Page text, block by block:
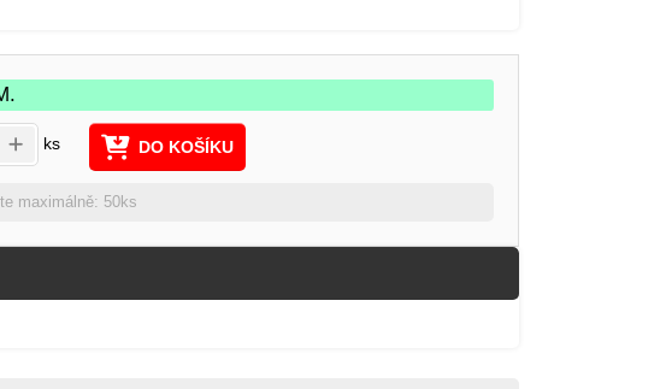
ks DO KOŠÍKU
maximálně: 50ks